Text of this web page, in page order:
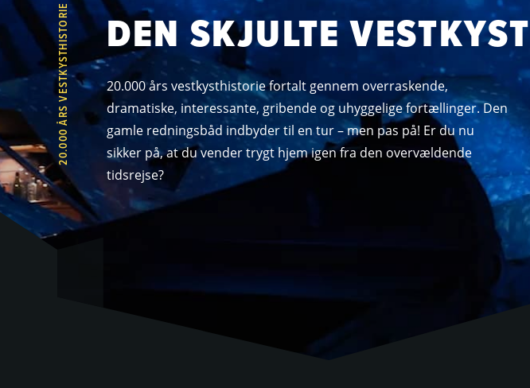
20.000 ÅRS VESTKYSTHISTORIE DEN SKJULTE VESTKYST
20.000 års vestkysthistorie fortalt gennem overraskende,
dramatiske, interessante, gribende og uhyggelige fortællinger. Den
gamle redningsbåd indbyder til en tur – men pas på! Er du nu
sikker på, at du vender trygt hjem igen fra den overvældende
tidsrejse?